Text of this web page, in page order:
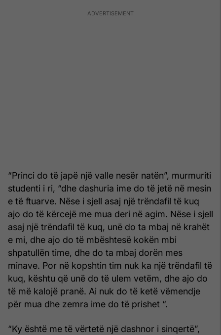
“Princi do të japë një valle nesër natën”, murmuriti
studenti i ri, “dhe dashuria ime do të jetë në mesin
e të ftuarve. Nëse i sjell asaj një trëndafil të kuq
ajo do të kërcejë me mua deri në agim. Nëse i sjell
asaj një trëndafil të kuq, unë do ta mbaj në krahët
e mi, dhe ajo do të mbështesë kokën mbi
shpatullën time, dhe do ta mbaj dorën mes
minave. Por në kopshtin tim nuk ka një trëndafil të
kuq, kështu që unë do të ulem vetëm, dhe ajo do
të më kalojë pranë. Ai nuk do të ketë vëmendje
për mua dhe zemra ime do të prishet “.
“Ky është me të vërtetë një dashnor i sinqertë”,